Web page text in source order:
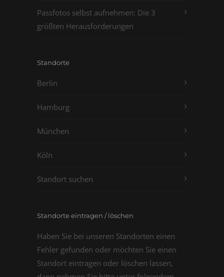
Passfotos selbst aufnehmen: Die 3
größten Herausforderungen
Standorte
Berlin
Hamburg
München
Köln
Standort suchen
Standorte eintragen / löschen
Haben Sie bei unseren Standorten einen
Fehler gefunden oder möchten Sie einen
Standort eintragen oder löschen lassen,